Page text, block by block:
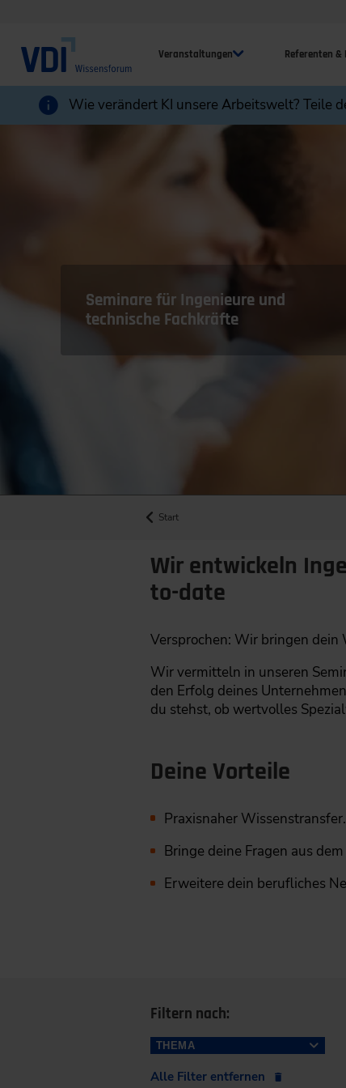
Veranstaltungen Referenten
Wie verändert KI unsere Arbeitswelt? Teile
Seminare für Ingenieure und
technische Fachkräfte
Start
Wir entwickeln
to-date
Versprochen: Wir bringen
Wir vermitteln in unseren
den Erfolg deines
du stehst, ob wertvolles
Deine Vorteile
Praxisnaher Wissenstransfer.
Bringe deine Fragen aus
Erweitere dein berufliches
Filtern nach:
THEMA
Alle Filter entfernen